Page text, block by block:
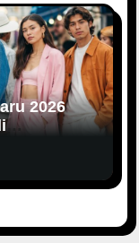
2026